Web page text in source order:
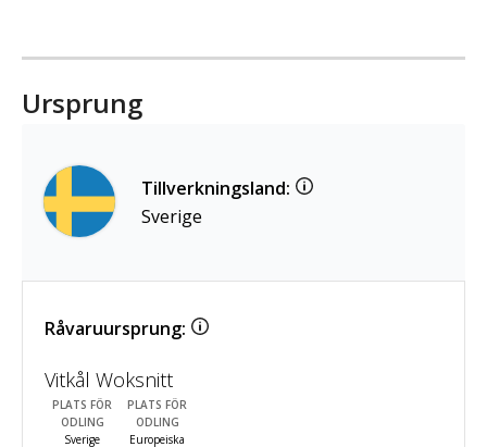
Ursprung
Tillverkningsland:
Sverige
Råvaruursprung:
Vitkål Woksnitt
PLATS FÖR
ODLING
Sverige
PLATS FÖR
ODLING
Europeiska